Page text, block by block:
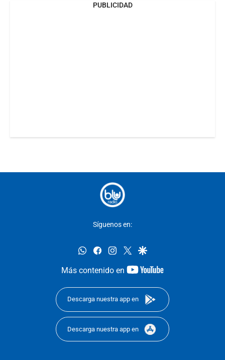
PUBLICIDAD
Síguenos en:
whatsappfacebookinstagram
twittergoogle
Más contenido en
youtube-
Descarga nuestra app en
Descarga nuestra app en